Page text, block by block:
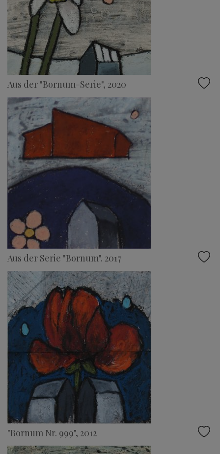
Aus der "Bornum-Serie", 2020
Aus der Serie "Bornum". 2017
"Bornum Nr. 999", 2012